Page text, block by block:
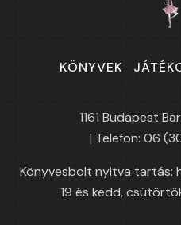
KÖNYVEK
1161 Budapest
| Telefon: 06
Könyvesbolt nyitva tartás:
19 és kedd,